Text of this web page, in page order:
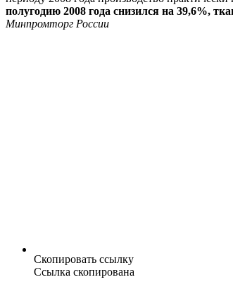
полугодию 2008 года снизился на 39,6%,
Минпромторг России
Скопировать ссылку
Ссылка скопирована